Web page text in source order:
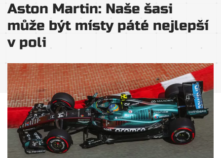
Aston Martin: Naše šasi
může být místy páté nejlepší
v poli